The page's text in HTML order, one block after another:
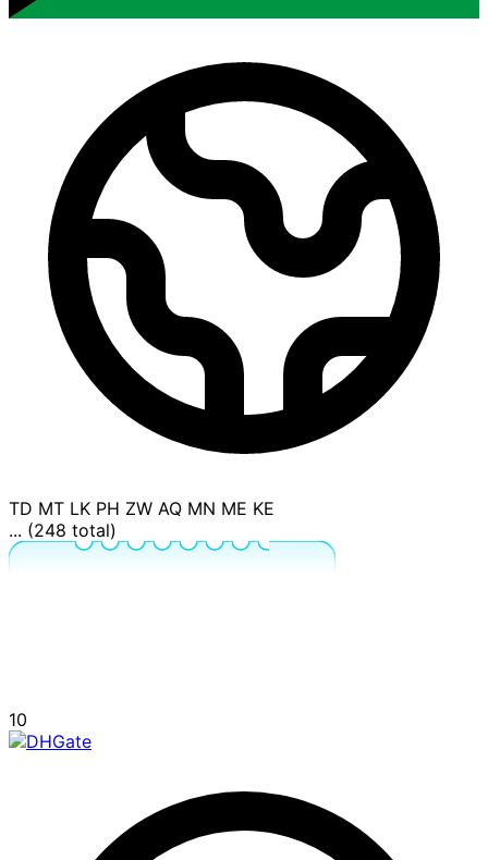
TD MT LK PH ZW AQ MN ME KE
... (248 total)
10